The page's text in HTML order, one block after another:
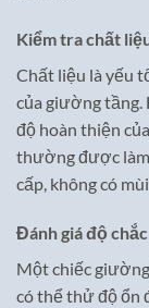
Kiểm tra chất
Chất liệu là yếu
của giường tầng.
độ hoàn thiện
thường được làm
cấp, không có
Đánh giá độ
Một chiếc
có thể thử độ ổn